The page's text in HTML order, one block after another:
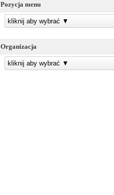
Pozycja menu
kliknij aby wybrać ▼
Organizacja
kliknij aby wybrać ▼